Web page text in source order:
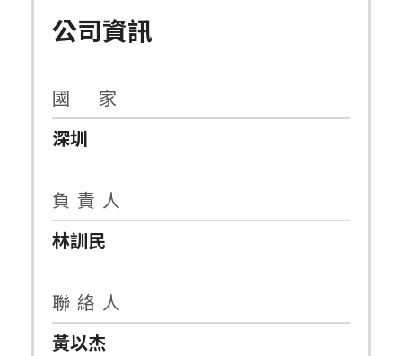
公司資訊
國 家
深圳
負 責 人
林訓民
聯 絡 人
黃以杰